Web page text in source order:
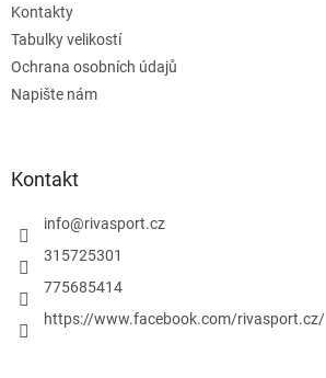
Kontakty
Tabulky velikostí
Ochrana osobních údajů
Napište nám
Kontakt
info@rivasport.cz
315725301
775685414
https://www.facebook.com/rivasport.cz/